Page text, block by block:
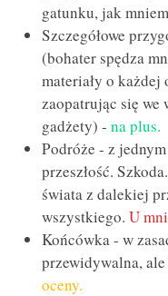
gatunku, jak
Szczegółowe
(bohater spędza
materiały o każdej
zaopatrując się we
gadżety) - na plus.
Podróże - z
przeszłość.
świata z dalekiej
wszystkiego. U
Końcówka - w
przewidywalna,
oceny.